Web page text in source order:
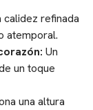
calidez refinada
atemporal.
Un
un toque
una altura